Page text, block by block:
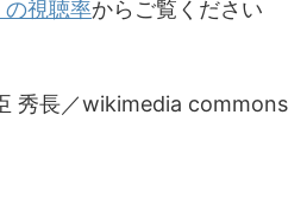
の視聴率からご覧ください
秀長／wikimedia commons